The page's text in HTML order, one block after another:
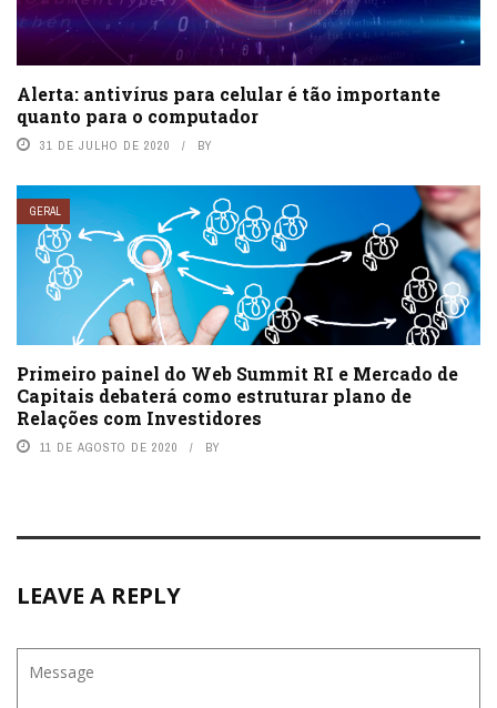
Alerta: antivírus para celular é tão importante
quanto para o computador
31 DE JULHO DE 2020 BY
GERAL
Primeiro painel do Web Summit RI e Mercado de
Capitais debaterá como estruturar plano de
Relações com Investidores
11 DE AGOSTO DE 2020 BY
LEAVE A REPLY